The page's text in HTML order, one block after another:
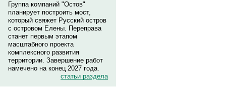
Группа компаний "Остов"
планирует построить мост,
который свяжет Русский остров
с островом Елены. Переправа
станет первым этапом
масштабного проекта
комплексного развития
территории. Завершение работ
намечено на конец 2027 года.
статьи раздела